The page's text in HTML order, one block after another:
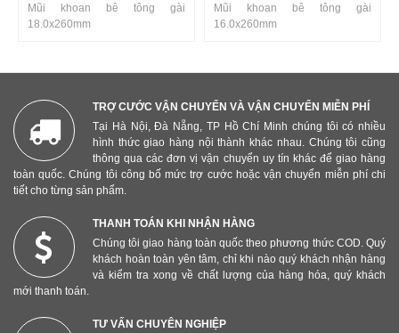
Mũi khoan bê tông gài
18.0x260mm
Mũi khoan bê tông gài
16.0x260mm
TRỢ CƯỚC VẬN CHUYỂN VÀ VẬN CHUYỂN MIỄN PHÍ
Tại Hà Nội, Đà Nẵng, TP Hồ Chí Minh chúng tôi có nhiều
hình thức giao hàng nội thành khác nhau. Chúng tôi cũng
thông qua các đơn vị vận chuyển uy tín khác để giao hàng
toàn quốc. Chúng tôi công bố mức trợ cước hoặc vận chuyển miễn phí chi
tiết cho từng sản phẩm.
THANH TOÁN KHI NHẬN HÀNG
Chúng tôi giao hàng toàn quốc theo phương thức COD. Quý
khách hoàn toàn yên tâm, chỉ khi nào quý khách nhận hàng
và kiểm tra xong về chất lượng của hàng hóa, quý khách
mới thanh toán.
TƯ VẤN CHUYÊN NGHIỆP